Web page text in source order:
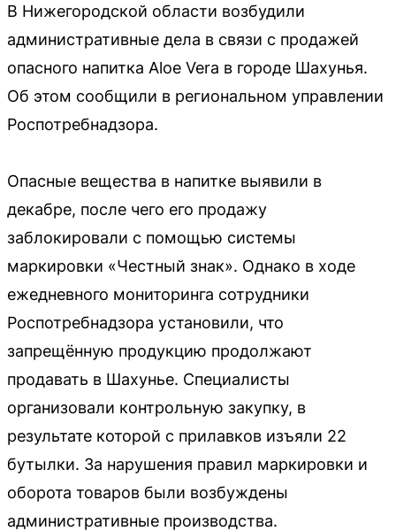
В Нижегородской области возбудили
административные дела в связи с продажей
опасного напитка Aloe Vera в городе Шахунья.
Об этом сообщили в региональном управлении
Роспотребнадзора.
Опасные вещества в напитке выявили в
декабре, после чего его продажу
заблокировали с помощью системы
маркировки «Честный знак». Однако в ходе
ежедневного мониторинга сотрудники
Роспотребнадзора установили, что
запрещённую продукцию продолжают
продавать в Шахунье. Специалисты
организовали контрольную закупку, в
результате которой с прилавков изъяли 22
бутылки. За нарушения правил маркировки и
оборота товаров были возбуждены
административные производства.